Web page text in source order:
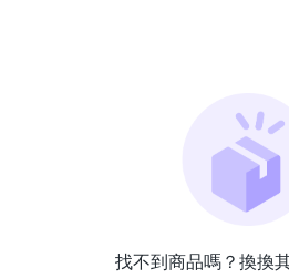
找不到商品嗎？換換